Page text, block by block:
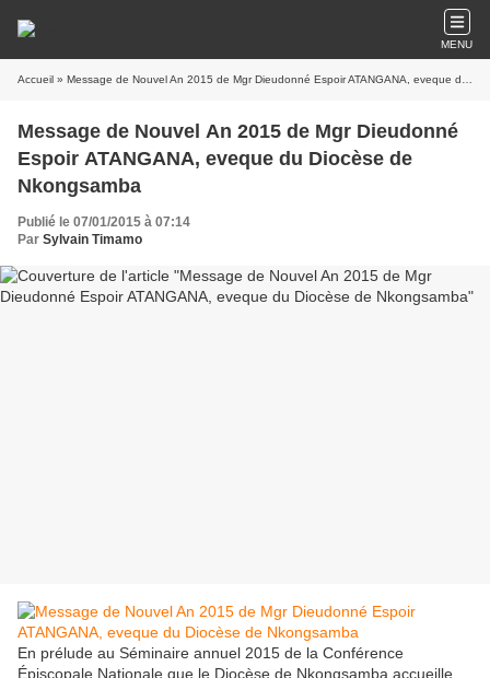
MENU
Accueil » Message de Nouvel An 2015 de Mgr Dieudonné Espoir ATANGANA, eveque du Diocèse de Nkongsamba
Message de Nouvel An 2015 de Mgr Dieudonné
Espoir ATANGANA, eveque du Diocèse de
Nkongsamba
Publié le 07/01/2015 à 07:14
Par Sylvain Timamo
En prélude au Séminaire annuel 2015 de la Conférence
Épiscopale Nationale que le Diocèse de Nkongsamba accueille